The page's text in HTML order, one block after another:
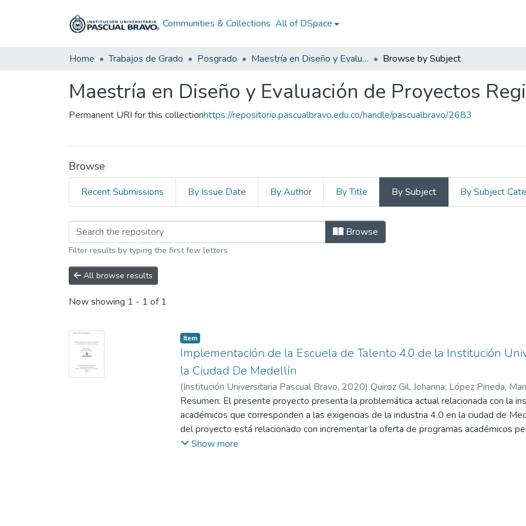
Communities & Collections All of DSpace
Home Trabajos de Grado Posgrado Maestría en Diseño y Evaluación de Proyectos Regionales Browse by Subject
Maestría en Diseño y Evaluación de Proyectos
Permanent URI for this collectionhttps://repositorio.pascualbravo.edu.co/handle/pascualbravo/2683
Browse
Recent Submissions By Issue Date By Author By Title By Subject By Subject
Browsing Maestría en Diseño y Evaluación de
Browse
Filter results by typing the first few letters
All browse results
Now showing 1 - 1 of 1
Item
Implementación de la Escuela de Talento 4.0 de la Institución
la Ciudad De Medellín
(Institución Universitaria Pascual Bravo, 2020) Quiroz Gil, Johanna; López Pineda,
Leandro;Echavarría Cuervo, Jacobo
Resumen: El presente proyecto presenta la problemática actual relacionada con la
académicos que corresponden a las exigencias de la industria 4.0 en la ciudad de
del proyecto está relacionado con incrementar la oferta de programas académicos
ciudad, mediante la definición de una estructura académica y administrativa
especializados con que debe contar la I.U. Pascual Bravo para el desarrollo de
la industria 4.0. En primera instancia los resultados esperados están representados
Show more